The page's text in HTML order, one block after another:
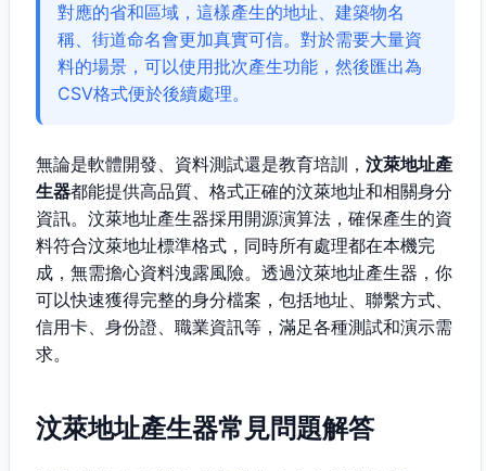
對應的省和區域，這樣產生的地址、建築物名
稱、街道命名會更加真實可信。對於需要大量資
料的場景，可以使用批次產生功能，然後匯出為
CSV格式便於後續處理。
無論是軟體開發、資料測試還是教育培訓， 汶萊地址產
生器都能提供高品質、格式正確的汶萊地址和相關身分
資訊。汶萊地址產生器採用開源演算法，確保產生的資
料符合汶萊地址標準格式，同時所有處理都在本機完
成，無需擔心資料洩露風險。透過汶萊地址產生器，你
可以快速獲得完整的身分檔案，包括地址、聯繫方式、
信用卡、身份證、職業資訊等，滿足各種測試和演示需
求。
汶萊地址產生器常見問題解答